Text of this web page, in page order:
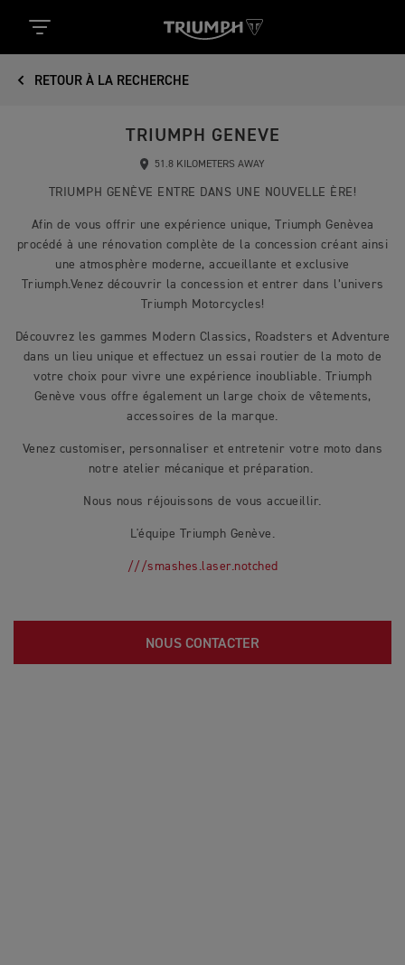
RETOUR À LA RECHERCHE
TRIUMPH GENEVE
51.8 KILOMETERS AWAY
TRIUMPH GENÈVE ENTRE DANS UNE NOUVELLE ÈRE!
Afin de vous offrir une expérience unique, Triumph Genèvea
procédé à une rénovation complète de la concession créant ainsi
une atmosphère moderne, accueillante et exclusive
Triumph.Venez découvrir la concession et entrer dans l’univers
Triumph Motorcycles!
Découvrez les gammes Modern Classics, Roadsters et Adventure
dans un lieu unique et effectuez un essai routier de la moto de
votre choix pour vivre une expérience inoubliable. Triumph
Genève vous offre également un large choix de vêtements,
accessoires de la marque.
Venez customiser, personnaliser et entretenir votre moto dans
notre atelier mécanique et préparation.
Nous nous réjouissons de vous accueillir.
L'équipe Triumph Genève.
///smashes.laser.notched
NOUS CONTACTER